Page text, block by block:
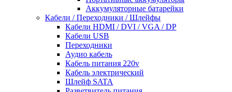
Аккумуляторные батарейки
Кабели / Переходники / Шлейфы
Кабели HDMI / DVI / VGA / DP
Кабели USB
Переходники
Аудио кабель
Кабель питания 220v
Кабель электрический
Шлейф SATA